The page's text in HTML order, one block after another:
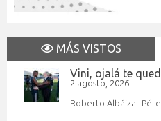
MÁS VISTOS
Vini, ojalá te
2 agosto, 2026
Roberto Albáizar